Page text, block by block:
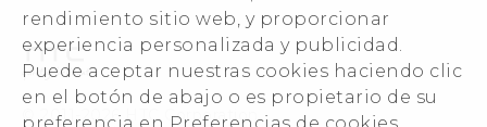
rendimiento sitio web, y proporcionar
experiencia personalizada y publicidad.
Puede aceptar nuestras cookies haciendo clic
en el botón de abajo o es propietario de su
Información corporativa
Inversores (inglés)
Cookie Preferences
© 2011-2026 HTC Corporation